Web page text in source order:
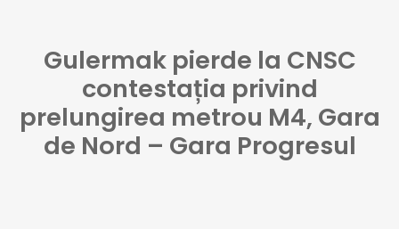
Gulermak pierde la CNSC
contestația privind
prelungirea metrou M4, Gara
de Nord – Gara Progresul